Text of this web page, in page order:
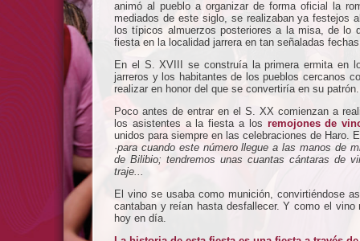
animó al pueblo a organizar de forma oficial la
mediados de este siglo, se realizaban ya festejos
los típicos almuerzos posteriores a la misa, de lo
fiesta en la localidad jarrera en tan señaladas
En el S. XVIII se construía la primera ermita en
jarreros y los habitantes de los pueblos cercanos
realizar en honor del que se convertiría en su patrón.
Poco antes de entrar en el S. XX comienzan a
los asistentes a la fiesta a los remojones de
unidos para siempre en las celebraciones de Haro.
·para cuando este número llegue a las manos de
de Bilibio; tendremos unas cuantas cántaras de
traje...
El vino se usaba como munición, convirtiéndose
cantaban y reían hasta desfallecer. Y como el
hoy en día.